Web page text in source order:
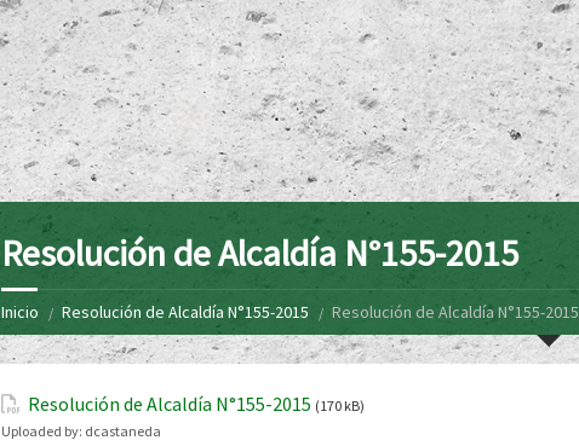
Resolución de Alcaldía N°155-2015
Inicio Resolución de Alcaldía N°155-2015 Resolución de Alcaldía N°155-2015
Resolución de Alcaldía N°155-2015 (170 kB)
Uploaded by: dcastaneda